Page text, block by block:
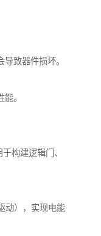
致器件损坏。
。
构建逻辑门、
动），实现电能